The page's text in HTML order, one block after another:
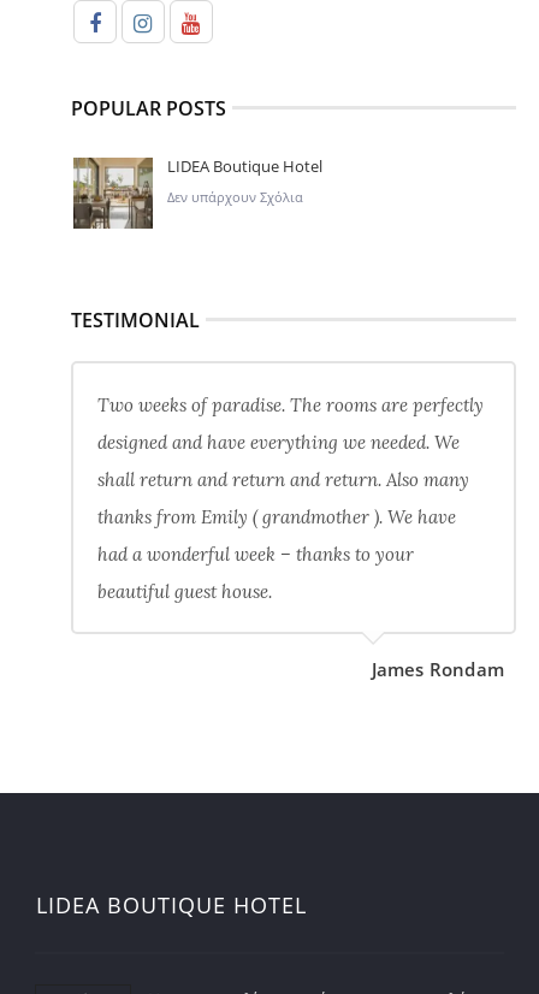
POPULAR POSTS
LIDEA Boutique Hotel
Δεν υπάρχουν Σχόλια
TESTIMONIAL
Two weeks of paradise. The rooms are perfectly
designed and have everything we needed. We
shall return and return and return. Also many
thanks from Emily ( grandmother ). We have
had a wonderful week – thanks to your
beautiful guest house.
James Rondam
LIDEA BOUTIQUE HOTEL